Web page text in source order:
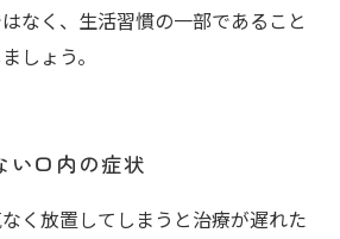
なく、生活習慣の一部であること
しょう。
い口内の症状
く放置してしまうと治療が遅れた